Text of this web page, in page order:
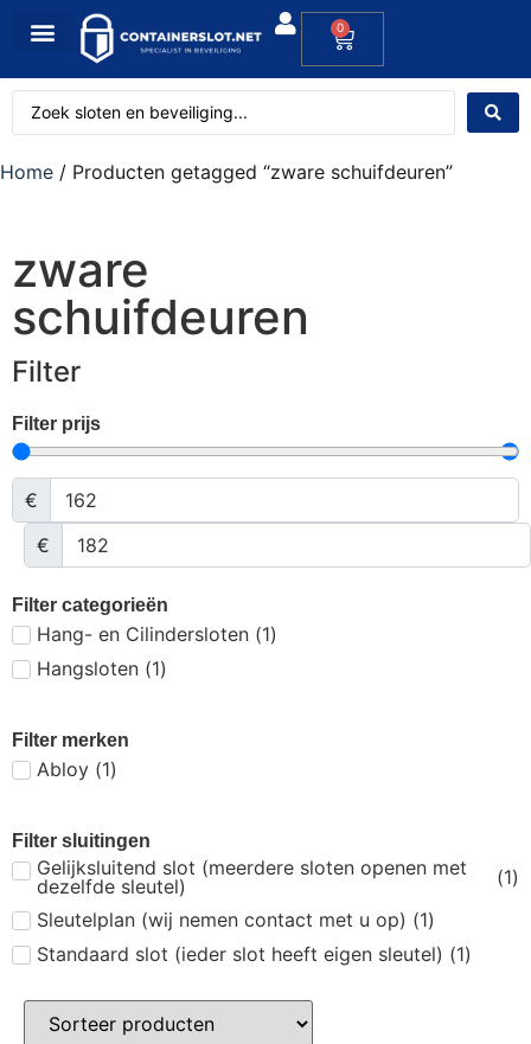
0
Home / Producten getagged “zware schuifdeuren”
zware
schuifdeuren
Filter
Filter prijs
€
€
Filter categorieën
Hang- en Cilindersloten (1)
Hangsloten (1)
Filter merken
Abloy (1)
Filter sluitingen
Gelijksluitend slot (meerdere sloten openen met
dezelfde sleutel)
(1)
Sleutelplan (wij nemen contact met u op) (1)
Standaard slot (ieder slot heeft eigen sleutel) (1)